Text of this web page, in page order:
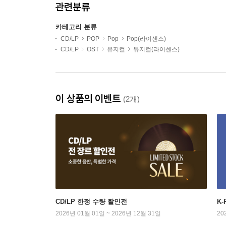
관련분류
카테고리 분류
CD/LP POP Pop
Pop(라이센스)
CD/LP
OST 뮤지컬 뮤지컬(라이센스)
이 상품의 이벤트 (2개)
CD/LP 한정 수량 할인전
2026년 01월 01일 ~ 2026년 12월 31일
K-